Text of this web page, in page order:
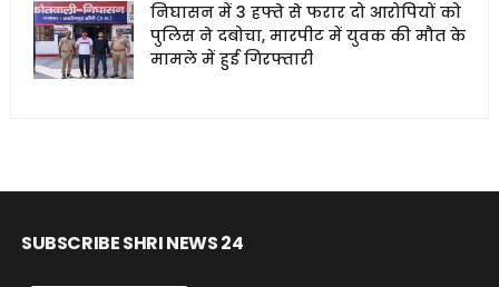
निघासन में 3 हफ्ते से फरार दो आरोपियों को
पुलिस ने दबोचा, मारपीट में युवक की मौत के
मामले में हुई गिरफ्तारी
SUBSCRIBE SHRI NEWS 24